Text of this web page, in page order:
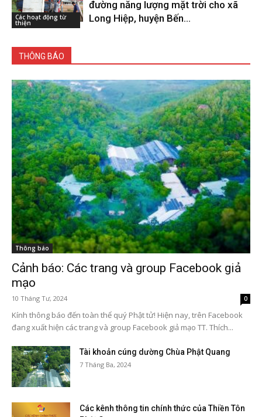
Các hoạt động từ
thiện
đường năng lượng mặt trời cho xã
Long Hiệp, huyện Bến...
THÔNG BÁO
Thông báo
Cảnh báo: Các trang và group Facebook giả
mạo
10 Tháng Tư, 2024 0
Kính thông báo đến toàn thể quý Phật tử! Hiện nay, trên Facebook
đang xuất hiện các trang và group Facebook giả mạo TT. Thích...
Tài khoản cúng dường Chùa Phật Quang
7 Tháng Ba, 2024
Các kênh thông tin chính thức của Thiền Tôn